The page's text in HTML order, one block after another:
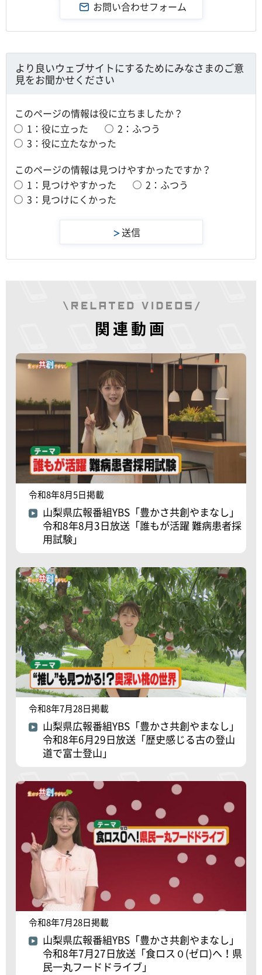
より良いウェブサイトにするためにみなさまのご意
見をお聞かせください
このページの情報は役に立ちましたか？
1：役に立った
2：ふつう
3：役に立たなかった
このページの情報は見つけやすかったですか？
1：見つけやすかった
2：ふつう
3：見つけにくかった
関連動画
令和8年8月5日掲載
山梨県広報番組YBS「豊かさ共創やまなし」
令和8年8月3日放送「誰もが活躍 難病患者採
用試験」
令和8年7月28日掲載
山梨県広報番組YBS「豊かさ共創やまなし」
令和8年6月29日放送「歴史感じる古の登山
道で富士登山」
令和8年7月28日掲載
山梨県広報番組YBS「豊かさ共創やまなし」
令和8年7月27日放送「食ロス０(ゼロ)へ！県
民一丸フードドライブ」